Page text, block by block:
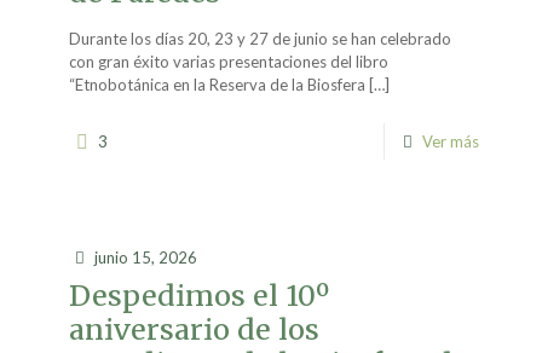
Durante los días 20, 23 y 27 de junio se han celebrado
con gran éxito varias presentaciones del libro
“Etnobotánica en la Reserva de la Biosfera […]
3 Ver más
junio 15, 2026
Despedimos el 10º
aniversario de los